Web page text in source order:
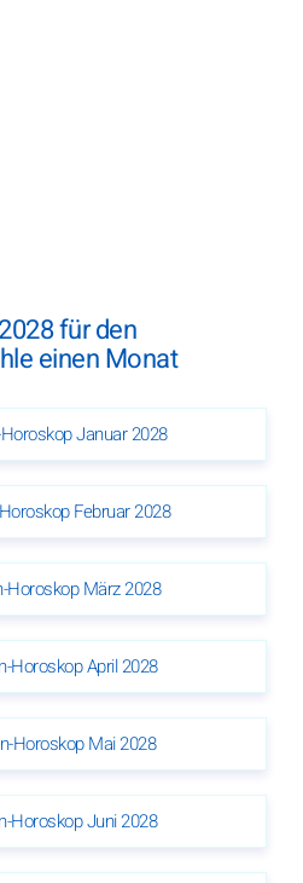
für den
einen Monat
Januar 2028
Februar 2028
Horoskop März 2028
Horoskop April 2028
Horoskop Mai 2028
Horoskop Juni 2028